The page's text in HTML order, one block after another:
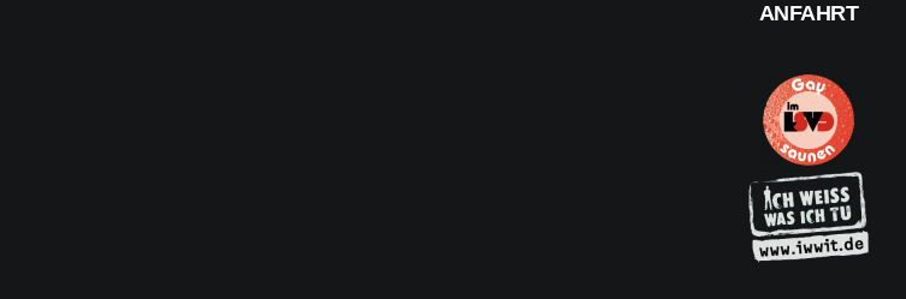
ANFAHRT